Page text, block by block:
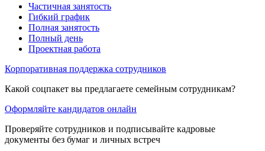
Частичная занятость
Гибкий график
Полная занятость
Полный день
Проектная работа
Корпоративная поддержка сотрудников
Какой соцпакет вы предлагаете семейным сотрудникам?
Оформляйте кандидатов онлайн
Проверяйте сотрудников и подписывайте кадровые
документы без бумаг и личных встреч